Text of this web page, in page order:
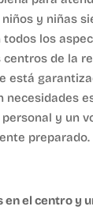
y niñas
los
centros de la
está
necesidades
personal y un
preparado.
en el centro y